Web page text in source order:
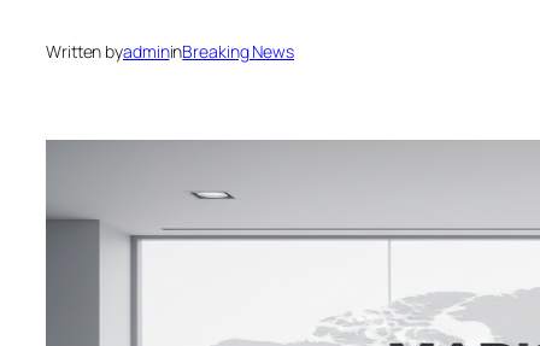
Written byadmininBreaking News